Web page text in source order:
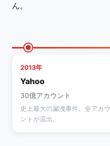
ん。
2013年
Yahoo
30億アカウント
史上最大の漏洩事件。全アカウ
ントが流出。